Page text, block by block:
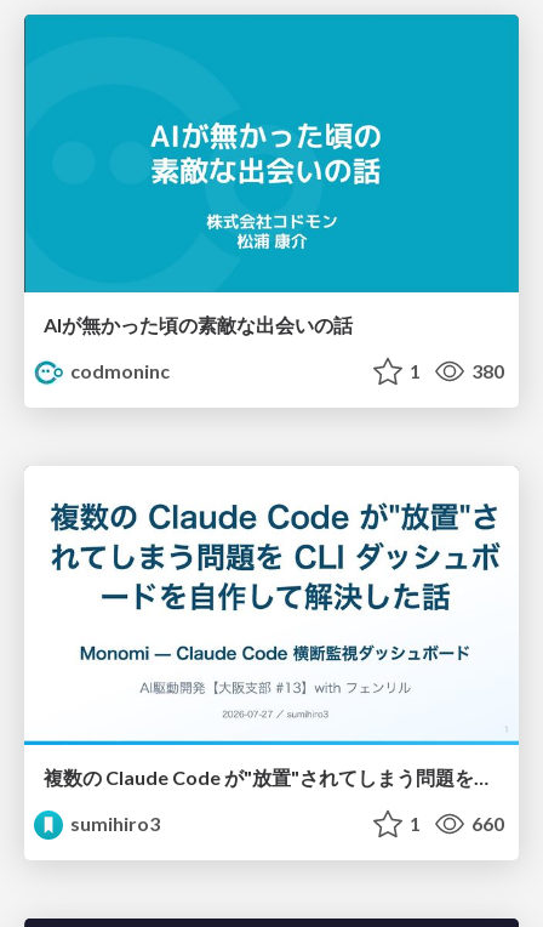
AIが無かった頃の素敵な出会いの話
codmoninc
1 380
sumihiro3
1 660